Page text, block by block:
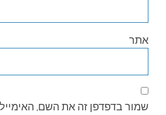
אתר
שמור בדפדפן זה את השם,